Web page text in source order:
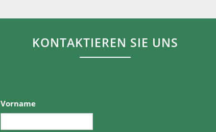
KONTAKTIEREN SIE UNS
Vorname